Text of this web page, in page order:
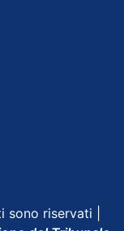
riservati |